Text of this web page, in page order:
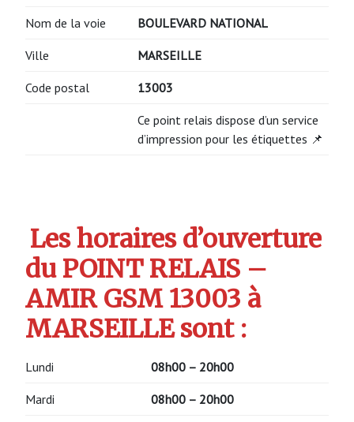
Nom de la voie BOULEVARD NATIONAL
Ville MARSEILLE
Code postal 13003
Ce point relais dispose d’un service
d’impression pour les étiquettes 📌
Les horaires d’ouverture
du POINT RELAIS –
AMIR GSM 13003 à
MARSEILLE sont :
Lundi 08h00 – 20h00
Mardi 08h00 – 20h00